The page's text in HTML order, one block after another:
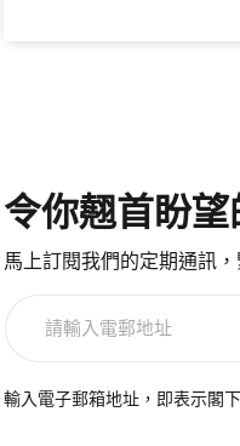
令你翹首盼望
馬上訂閱我們的定期通訊
電
輸入電子郵箱地址，即表示閣